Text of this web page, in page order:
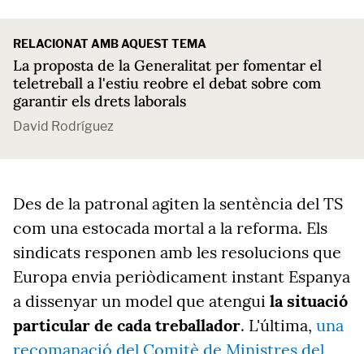
RELACIONAT AMB AQUEST TEMA
La proposta de la Generalitat per fomentar el
teletreball a l'estiu reobre el debat sobre com
garantir els drets laborals
David Rodríguez
Des de la patronal agiten la sentència del TS
com una estocada mortal a la reforma. Els
sindicats responen amb les resolucions que
Europa envia periòdicament instant Espanya
a dissenyar un model que atengui la situació
particular de cada treballador. L'última, una
recomanació del Comitè de Ministres del